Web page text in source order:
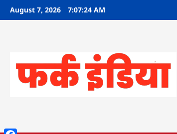
SkipAugust 7, 2026 7:07:25 AM